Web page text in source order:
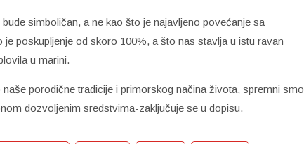
simboličan, a ne kao što je najavljeno povećanje sa
poskupljenje od skoro 100%, a što nas stavlja u istu ravan
u marini.
porodične tradicije i primorskog načina života, spremni smo
dozvoljenim sredstvima-zaključuje se u dopisu.